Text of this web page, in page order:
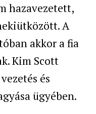
hazavezetett,
A
akkor a fia
Kim Scott
és
ügyében.